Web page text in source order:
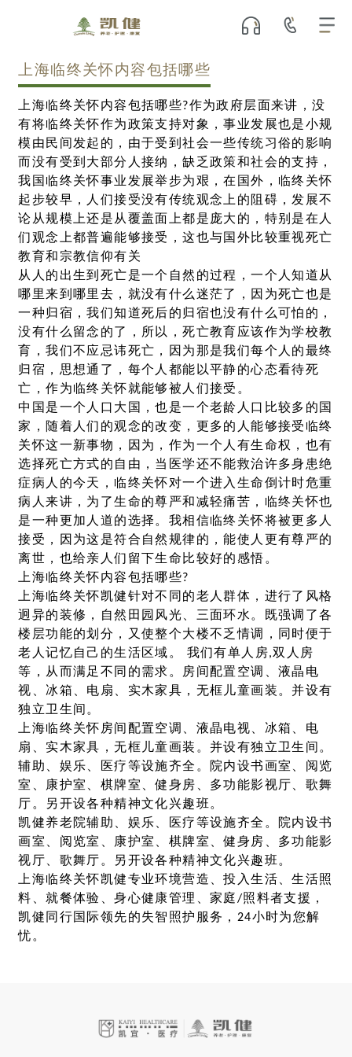
上海临终关怀内容包括哪些
上海临终关怀内容包括哪些?作为政府层面来讲，没
有将临终关怀作为政策支持对象，事业发展也是小规
模由民间发起的，由于受到社会一些传统习俗的影响
而没有受到大部分人接纳，缺乏政策和社会的支持，
我国临终关怀事业发展举步为艰，在国外，临终关怀
起步较早，人们接受没有传统观念上的阻碍，发展不
论从规模上还是从覆盖面上都是庞大的，特别是在人
们观念上都普遍能够接受，这也与国外比较重视死亡
教育和宗教信仰有关
从人的出生到死亡是一个自然的过程，一个人知道从
哪里来到哪里去，就没有什么迷茫了，因为死亡也是
一种归宿，我们知道死后的归宿也没有什么可怕的，
没有什么留念的了，所以，死亡教育应该作为学校教
育，我们不应忌讳死亡，因为那是我们每个人的最终
归宿，思想通了，每个人都能以平静的心态看待死
亡，作为临终关怀就能够被人们接受。
中国是一个人口大国，也是一个老龄人口比较多的国
家，随着人们的观念的改变，更多的人能够接受临终
关怀这一新事物，因为，作为一个人有生命权，也有
选择死亡方式的自由，当医学还不能救治许多身患绝
症病人的今天，临终关怀对一个进入生命倒计时危重
病人来讲，为了生命的尊严和减轻痛苦，临终关怀也
是一种更加人道的选择。我相信临终关怀将被更多人
接受，因为这是符合自然规律的，能使人更有尊严的
离世，也给亲人们留下生命比较好的感悟。
上海临终关怀内容包括哪些?
上海临终关怀凯健针对不同的老人群体，进行了风格
迥异的装修，自然田园风光、三面环水。既强调了各
楼层功能的划分，又使整个大楼不乏情调，同时便于
老人记忆自己的生活区域。 我们有单人房,双人房
等，从而满足不同的需求。房间配置空调、液晶电
视、冰箱、电扇、实木家具，无框儿童画装。并设有
独立卫生间。
上海临终关怀房间配置空调、液晶电视、冰箱、电
扇、实木家具，无框儿童画装。并设有独立卫生间。
辅助、娱乐、医疗等设施齐全。院内设书画室、阅览
室、康护室、棋牌室、健身房、多功能影视厅、歌舞
厅。另开设各种精神文化兴趣班。
凯健养老院辅助、娱乐、医疗等设施齐全。院内设书
画室、阅览室、康护室、棋牌室、健身房、多功能影
视厅、歌舞厅。另开设各种精神文化兴趣班。
上海临终关怀凯健专业环境营造、投入生活、生活照
料、就餐体验、身心健康管理、家庭/照料者支援，
凯健同行国际领先的失智照护服务，24小时为您解
忧。